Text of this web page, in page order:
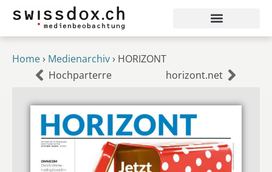
Home› Medienarchiv› HORIZONT
Hochparterre
horizont.net